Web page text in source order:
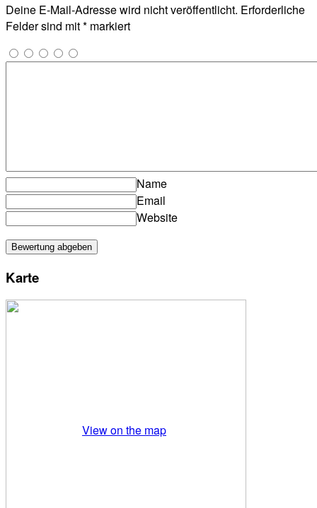
Deine E-Mail-Adresse wird nicht veröffentlicht. Erforderliche
Felder sind mit* markiert
Name
Email
Website
Karte
View on the map